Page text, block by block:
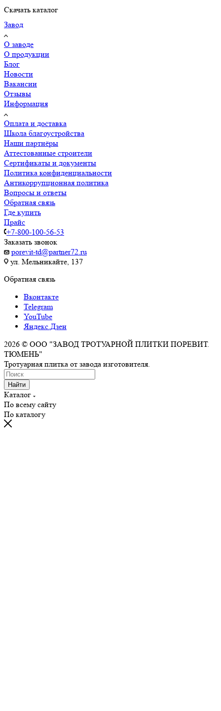
Скачать каталог
Завод
О заводе
О продукции
Блог
Новости
Вакансии
Отзывы
Информация
Оплата и доставка
Школа благоустройства
Наши партнёры
Аттестованные строители
Сертификаты и документы
Политика конфиденциальности
Антикоррупционная политика
Вопросы и ответы
Обратная связь
Где купить
Прайс
+7-800-100-56-53
Заказать звонок
porevit-td@partner72.ru
ул. Мельникайте, 137
Обратная связь
Вконтакте
Telegram
YouTube
Яндекс.Дзен
2026 © ООО "ЗАВОД ТРОТУАРНОЙ ПЛИТКИ ПОРЕВИТ.
ТЮМЕНЬ"
Тротуарная плитка от завода изготовителя.
Найти
Каталог
По всему сайту
По каталогу